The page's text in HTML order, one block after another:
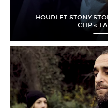
HOUDI ET STONY
CLIP «